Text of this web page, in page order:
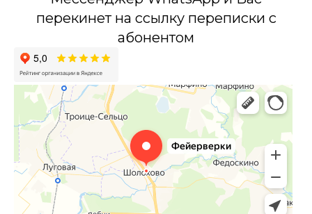
перекинет на ссылку переписки с
абонентом